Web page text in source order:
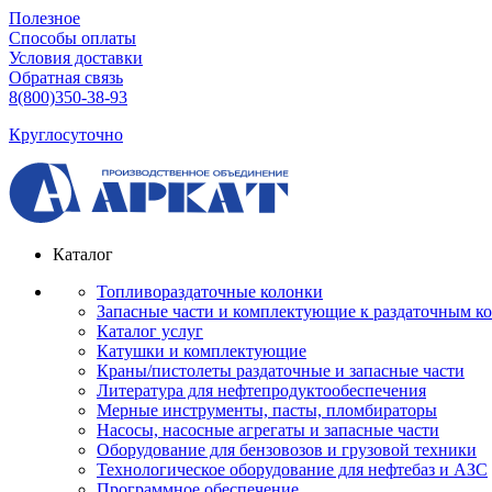
Полезное
Способы оплаты
Условия доставки
Обратная связь
8(800)350-38-93
Круглосуточно
Каталог
Топливораздаточные колонки
Запасные части и комплектующие к раздаточным
Каталог услуг
Катушки и комплектующие
Краны/пистолеты раздаточные и запасные части
Литература для нефтепродуктообеспечения
Мерные инструменты, пасты, пломбираторы
Насосы, насосные агрегаты и запасные части
Оборудование для бензовозов и грузовой техники
Технологическое оборудование для нефтебаз и АЗС